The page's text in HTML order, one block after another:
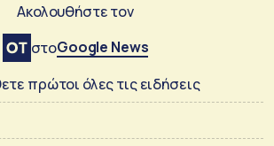
Ακολουθήστε τον
στοGoogle News
πρώτοι όλες τις ειδήσεις